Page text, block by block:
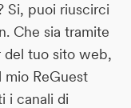
Si, puoi riuscirci
Che sia tramite
del tuo sito web,
ReGuest
i canali di